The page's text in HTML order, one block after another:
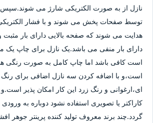
نازل از به صورت الکتریکی شارژ می
توسط صفحات پخش می شوند و با فشار
هدایت می شوند که صفحه بالایی دارای بار مثبت
دارای بار منفی می باشد.یک نازل برای چاپ
است کافی باشد اما چاپ کامل به صورت رنگی هم
است،و با اضافه کردن سه نازل اضافی برای رنگ
ای،ارغوانی و رنگ زرد این کار امکان پذیر
کاراکتر یا تصویری استفاده نشود دوباره به
گردد.چند برند معروف تولید کننده پرینتر جوهر